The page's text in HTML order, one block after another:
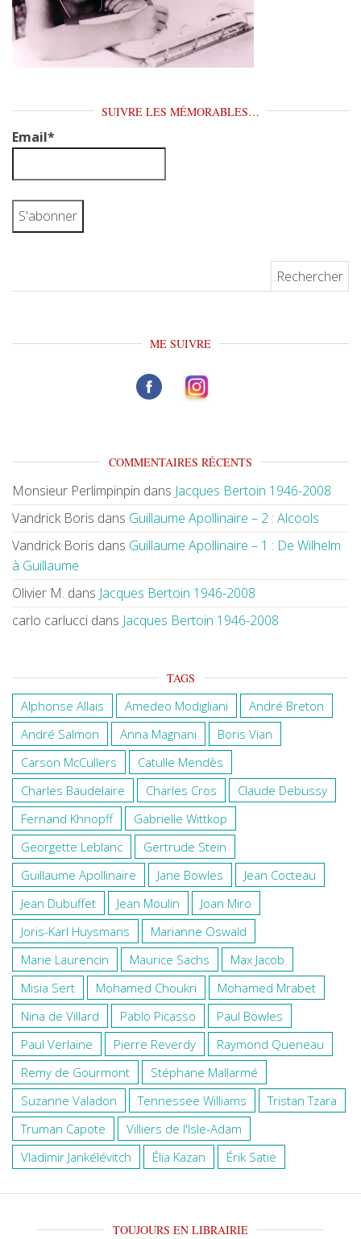
SUIVRE LES MÉMORABLES…
Email*
ME SUIVRE
COMMENTAIRES RÉCENTS
Monsieur Perlimpinpin dans Jacques Bertoin 1946-2008
Vandrick Boris dans Guillaume Apollinaire – 2 : Alcools
Vandrick Boris dans Guillaume Apollinaire – 1 : De Wilhelm
à Guillaume
Olivier M. dans Jacques Bertoin 1946-2008
carlo carlucci dans Jacques Bertoin 1946-2008
TAGS
Alphonse Allais Amedeo Modigliani
André Breton
André Salmon
Anna Magnani
Boris Vian
Carson McCullers
Catulle Mendès
Charles Baudelaire
Charles Cros
Claude Debussy
Fernand Khnopff
Gabrielle Wittkop
Georgette Leblanc
Gertrude Stein
Guillaume Apollinaire
Jane Bowles
Jean Cocteau
Jean Dubuffet
Jean Moulin
Joan Miro
Joris-Karl Huysmans
Marianne Oswald
Marie Laurencin
Maurice Sachs
Max Jacob
Misia Sert
Mohamed Choukri
Mohamed Mrabet
Nina de Villard
Pablo Picasso
Paul Bowles
Paul Verlaine
Pierre Reverdy
Raymond Queneau
Remy de Gourmont
Stéphane Mallarmé
Suzanne Valadon
Tennessee Williams
Tristan Tzara
Truman Capote
Villiers de l'Isle-Adam
Vladimir Jankélévitch
Élia Kazan Érik Satie
TOUJOURS EN LIBRAIRIE